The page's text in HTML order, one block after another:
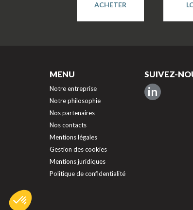
ACHETER
MENU
Notre entreprise
Notre philosophie
Nos partenaires
Nos contacts
Mentions légales
Gestion des cookies
Mentions juridiques
Politique de confidentialité
SUIVEZ-
in
Notre plateforme vous permet d'adapter et de gérer